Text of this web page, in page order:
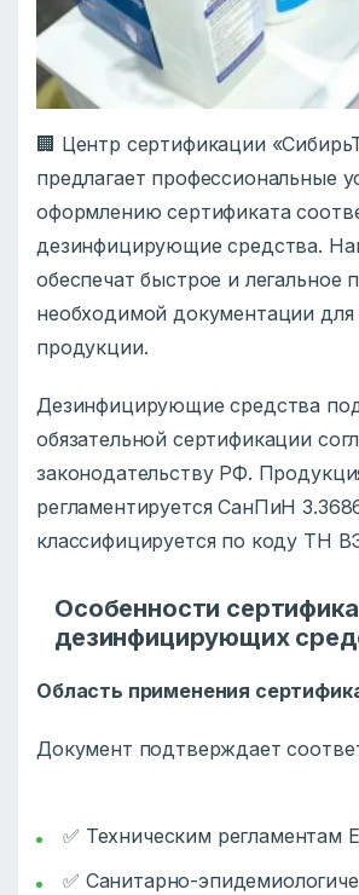
🏢 Центр сертификации
предлагает профессиональные
оформлению сертификата
дезинфицирующие средства.
обеспечат быстрое и легальное
необходимой документации
продукции.
Дезинфицирующие средства
обязательной сертификации
законодательству РФ.
регламентируется СанПиН
классифицируется по коду ТН
Особенности
дезинфицирующих
Область применения
Документ подтверждает
✅ Техническим регламентам
✅ Санитарно-